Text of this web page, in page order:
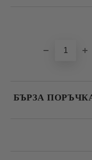
БЪРЗА